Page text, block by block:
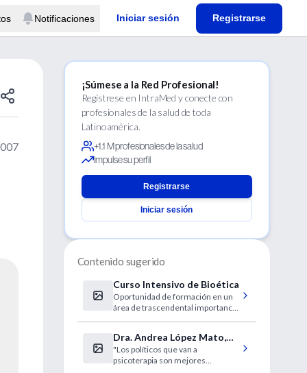
Notificaciones Iniciar sesión Registrarse
¡Súmese a la Red Profesional!
Regístrese en IntraMed y conecte con
profesionales de la salud de toda
Latinoamérica.
+1.1 M profesionales de la salud
Impulse su perfil
Registrarse
Iniciar sesión
Contenido sugerido
Curso Intensivo de Bioética
Oportunidad de formación en un
área de trascendental importancia
Dra. Andrea López Mato,
entrevista
"Los políticos que van a
psicoterapia son mejores